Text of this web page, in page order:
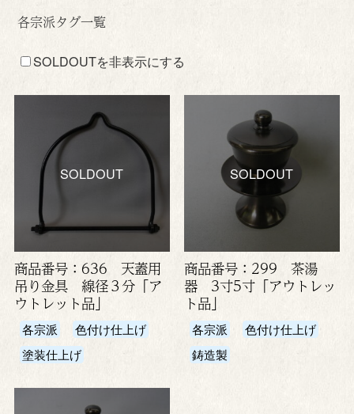
各宗派タグ一覧
SOLDOUTを非表示にする
SOLDOUT
商品番号：636 天蓋用
吊り金具 線径３分「ア
ウトレット品」
各宗派
色付け仕上げ
塗装仕上げ
SOLDOUT
商品番号：299 茶湯
器 3寸5寸「アウトレッ
ト品」
各宗派
色付け仕上げ
鋳造製